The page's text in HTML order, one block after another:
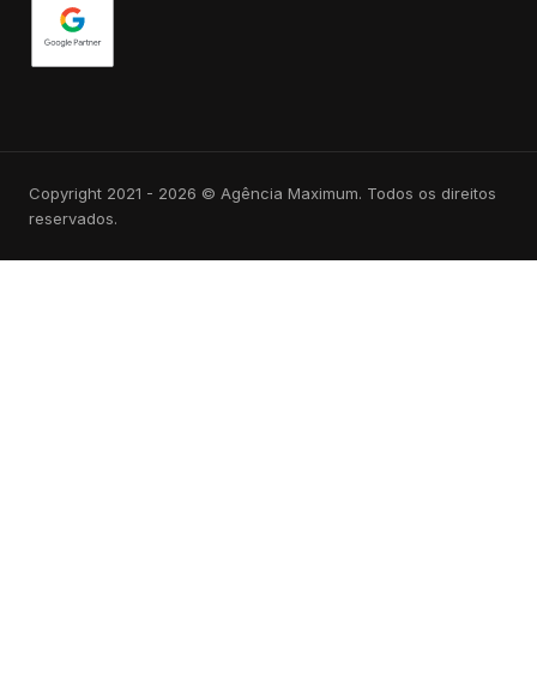
Copyright 2021 - 2026 © Agência Maximum. Todos os direitos
reservados.